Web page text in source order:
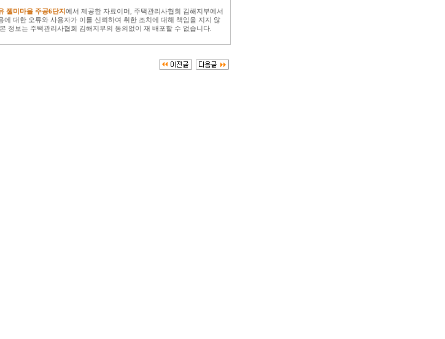
젤미마을 주공6단지 에서 제공한 자료이며, 주택관리사협회 김해지부에서
에 대한 오류와 사용자가 이를 신뢰하여 취한 조치에 대해 책임을 지지 않
정보는 주택관리사협회 김해지부의 동의없이 재 배포할 수 없습니다.